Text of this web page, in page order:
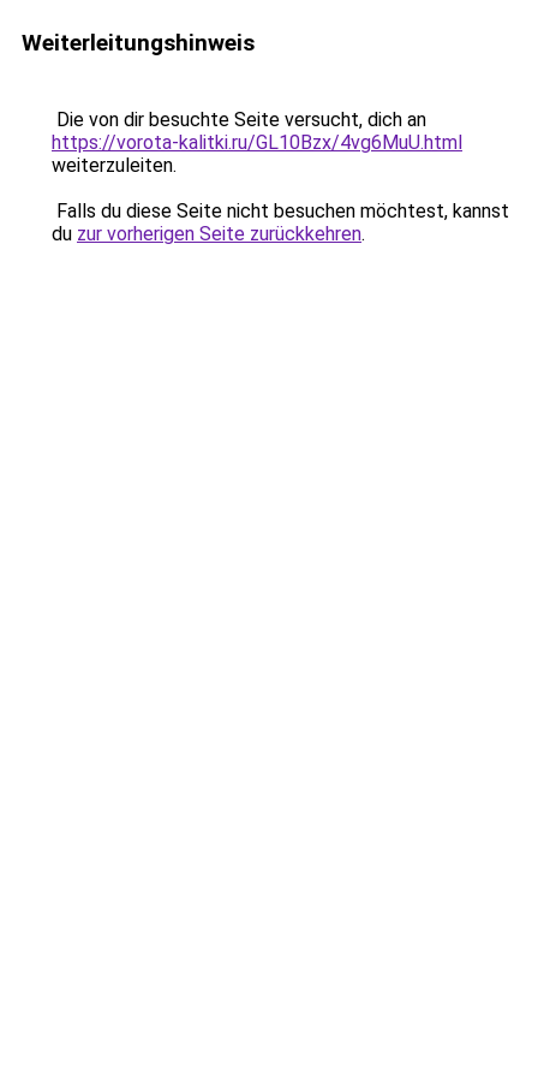
Weiterleitungshinweis
Die von dir besuchte Seite versucht, dich an
https://vorota-kalitki.ru/GL10Bzx/4vg6MuU.html
weiterzuleiten.
Falls du diese Seite nicht besuchen möchtest, kannst
du zur vorherigen Seite zurückkehren.